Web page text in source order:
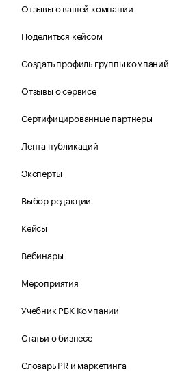
Отзывы о вашей компании
Поделиться кейсом
Создать профиль группы компаний
Отзывы о сервисе
Сертифицированные партнеры
Лента публикаций
Эксперты
Выбор редакции
Кейсы
Вебинары
Мероприятия
Учебник РБК Компании
Статьи о бизнесе
Словарь PR и маркетинга